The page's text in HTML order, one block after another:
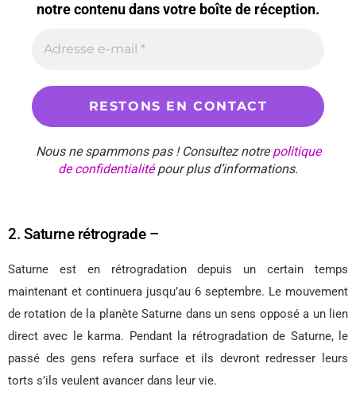
notre contenu dans votre boîte de réception.
Nous ne spammons pas ! Consultez notrepolitique
de confidentialitépour plus d’informations.
2. Saturne rétrograde –
Saturne est en rétrogradation depuis un certain temps
maintenant et continuera jusqu’au 6 septembre. Le mouvement
de rotation de la planète Saturne dans un sens opposé a un lien
direct avec le karma. Pendant la rétrogradation de Saturne, le
passé des gens refera surface et ils devront redresser leurs
torts s’ils veulent avancer dans leur vie.